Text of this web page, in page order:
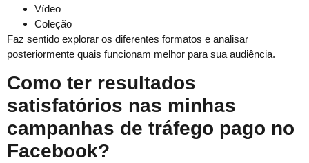
Vídeo
Coleção
Faz sentido explorar os diferentes formatos e analisar
posteriormente quais funcionam melhor para sua audiência.
Como ter resultados
satisfatórios nas minhas
campanhas de tráfego pago no
Facebook?